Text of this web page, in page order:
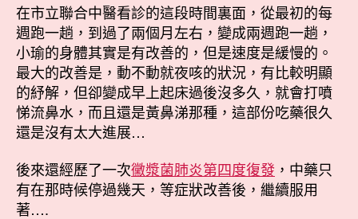
在市立聯合中醫看診的這段時間裏面，從最初的每
週跑一趟，到過了兩個月左右，變成兩週跑一趟，
小瑜的身體其實是有改善的，但是速度是緩慢的。
最大的改善是，動不動就夜咳的狀況，有比較明顯
的紓解，但卻變成早上起床過後沒多久，就會打噴
悌流鼻水，而且還是黃鼻涕那種，這部份吃藥很久
還是沒有太大進展…
後來還經歷了一次黴漿菌肺炎第四度復發 ，中藥只
有在那時候停過幾天，等症狀改善後，繼續服用
著….